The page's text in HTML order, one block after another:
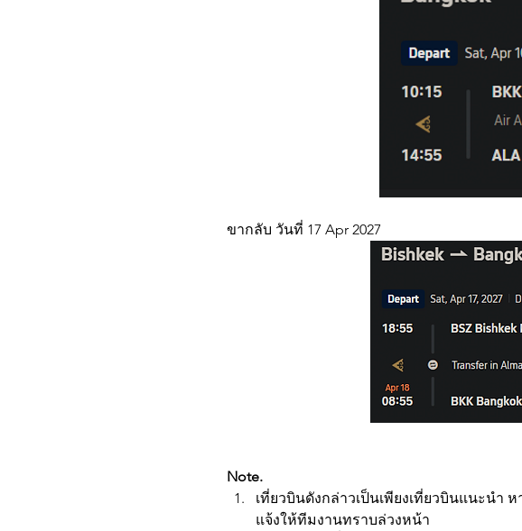
ขากลับ วันที่ 17 Apr 2027
Note.
เที่ยวบินดังกล่าวเป็นเพียงเที่ยวบินแนะน
แจ้งให้ทีมงานทราบล่วงหน้า